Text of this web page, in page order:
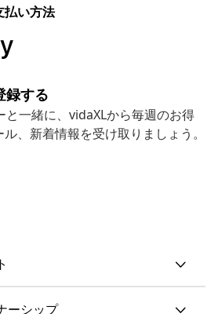
払い方法
録する
と一緒に、vidaXLから毎週のお得
、新着情報を受け取りましょう。
ーシップ